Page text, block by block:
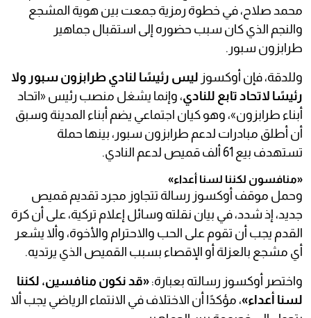
محمد صلاح، في خطوة رمزية جمعت بين هوية المشجع
والنجم الذي كان سبب حضوره إلى استقبال جماهير
طرابزون سبور.
وللدقة، فإن أوكسوز ليس رئيسًا لنادي طرابزون سبور ولا
رئيسًا لاتحاد تابع للنادي، وإنما يشغل منصب رئيس «اتحاد
أبناء طرابزون»، وهو كيان اجتماعي يضم أبناء المدينة وسبق
أن أطلق مبادرات لدعم طرابزون سبور، بينها حملة
تستهدف بيع 61 ألف قميص لدعم النادي.
«منافسون لكننا لسنا أعداء»
وحمل موقف أوكسوز رسالة تتجاوز مجرد تقديم قميص
جديد، إذ شدد، في بيان نقلته وسائل إعلام تركية، على أن كرة
القدم يجب أن تقوم على الحب والاحترام والأخوة، وألا يشعر
أي مشجع بالعزلة أو الإقصاء بسبب القميص الذي يرتديه.
واختصر أوكسوز رسالته بعبارة: «قد نكون منافسين، لكننا
لسنا أعداء»، مؤكدًا أن الاختلاف في الانتماء الرياضي يجب ألا